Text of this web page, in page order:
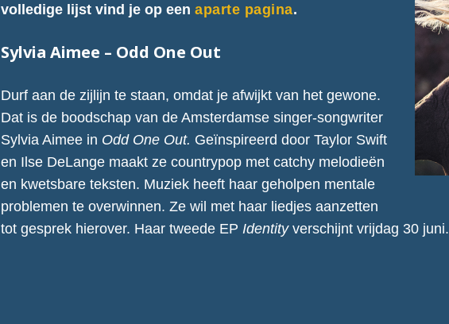
volledige lijst vind je op eenaparte pagina.
Sylvia Aimee – Odd One Out
Durf aan de zijlijn te staan, omdat je afwijkt van het gewone.
Dat is de boodschap van de Amsterdamse singer-songwriter
Sylvia Aimee in Odd One Out. Geïnspireerd door Taylor Swift
en Ilse DeLange maakt ze countrypop met catchy melodieën
en kwetsbare teksten. Muziek heeft haar geholpen mentale
problemen te overwinnen. Ze wil met haar liedjes aanzetten
tot gesprek hierover. Haar tweede EP Identityverschijnt vrijdag 30 juni.